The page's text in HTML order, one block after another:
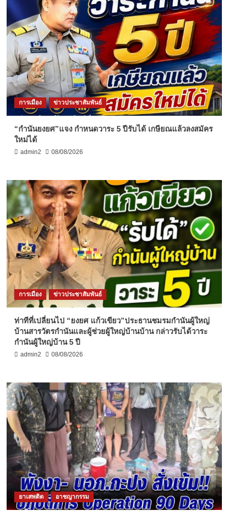
การเมือง ข่าวประชาสัมพันธ์
“กำนันยงยศ”แจง กำหนดวาระ 5 ปีรับได้ เกษียณแล้วลงสมัคร
ใหม่ได้
admin2 08/08/2026
การเมือง ข่าวประชาสัมพันธ์
ท่าทีที่เปลี่ยนไป “ยงยศ แก้วเขียว”ประธานชมรมกำนันผู้ใหญ่
บ้านสารวัตรกำนันและผู้ช่วยผู้ใหญ่บ้านบ้าน กล่าวรับได้วาระ
กำนันผู้ใหญ่บ้าน 5 ปี
admin2 08/08/2026
ยาเสพติด อาชญากรรม